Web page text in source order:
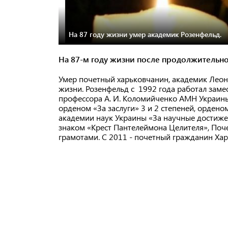
На 87 году жизни умер академик Розенфельд.
На 87-м году жизни после
Умер почетный харьковчанин, академик
жизни. Розенфельд с 1992 года работал
профессора А. И. Коломийченко АМН
орденом «За заслуги» 3 и 2 степеней,
академии наук Украины «За научные
знаком «Крест Пантелеймона Целителя»,
грамотами. С 2011 - почетный гражданин